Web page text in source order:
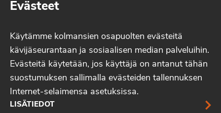
Evästeet
Käytämme kolmansien osapuolten evästeitä
kävijäseurantaan ja sosiaalisen median palveluihin.
Evästeitä käytetään, jos käyttäjä on antanut tähän
suostumuksen sallimalla evästeiden tallennuksen
Internet-selaimensa asetuksissa.
LISÄTIEDOT